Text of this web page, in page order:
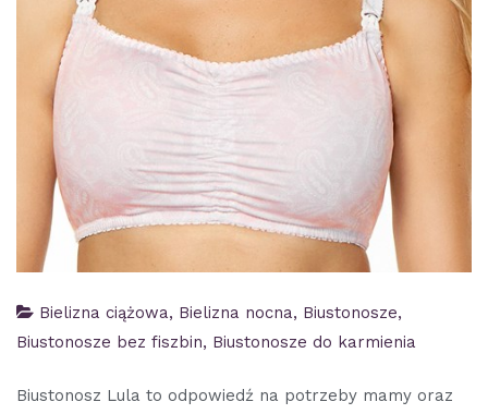
Bielizna ciążowa, Bielizna nocna, Biustonosze,
Biustonosze bez fiszbin, Biustonosze do karmienia
Biustonosz Lula to odpowiedź na potrzeby mamy oraz